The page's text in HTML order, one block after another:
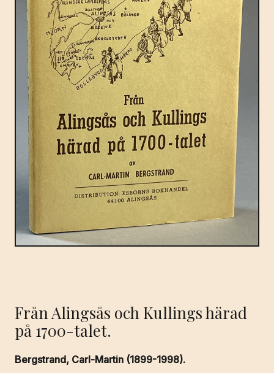
Från Alingsås och Kullings härad
på 1700-talet.
Bergstrand, Carl-Martin (1899-1998).